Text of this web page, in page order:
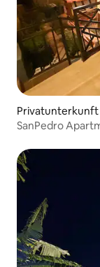
Privatunterkunft
SanPedro